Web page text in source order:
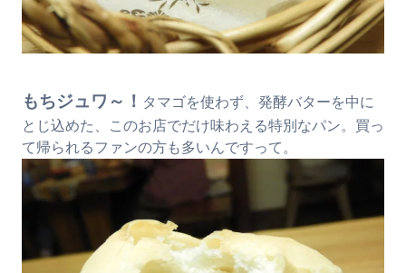
もちジュワ～！
タマゴを使わず、発酵バターを中に
とじ込めた、このお店でだけ味わえる特別なパン。買っ
て帰られるファンの方も多いんですって。